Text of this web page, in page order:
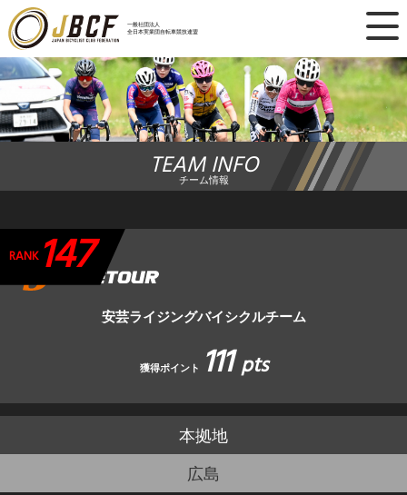
一般社団法人
全日本実業団自転車競技連盟
×
ニュース
レース日程
ランキング
競技ガイド
加盟・登録
エントリー
JBCF ROAD SERIESとは
TEAM INFO
チーム情報
安芸ライジングバイシクルチーム
獲得ポイント 111pts
RANK 147
本拠地
広島